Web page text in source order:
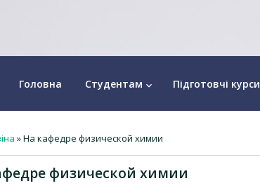
Головна Студентам keyboard_arrow_down Підготовчі курси
» На кафедре физической химии
физической химии